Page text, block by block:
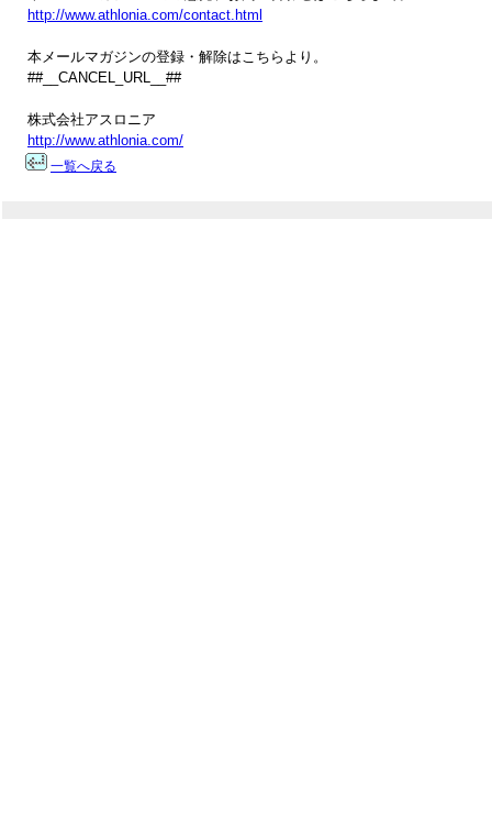
http://www.athlonia.com/contact.html
本メールマガジンの登録・解除はこちらより。
##__CANCEL_URL__##
http://www.athlonia.com/
一覧へ戻る